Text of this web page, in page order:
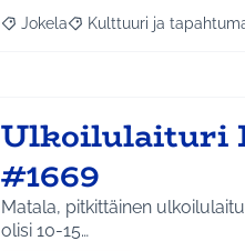
Rajaa tulokset aihepiirin mukaan:
Jokela Rajaa tulokset teeman
Kulttuuri ja
Ulkoilulaituri
#1669
Matala, pitkittäinen
olisi 10-15…